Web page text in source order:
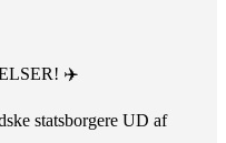
✈️
statsborgere UD af